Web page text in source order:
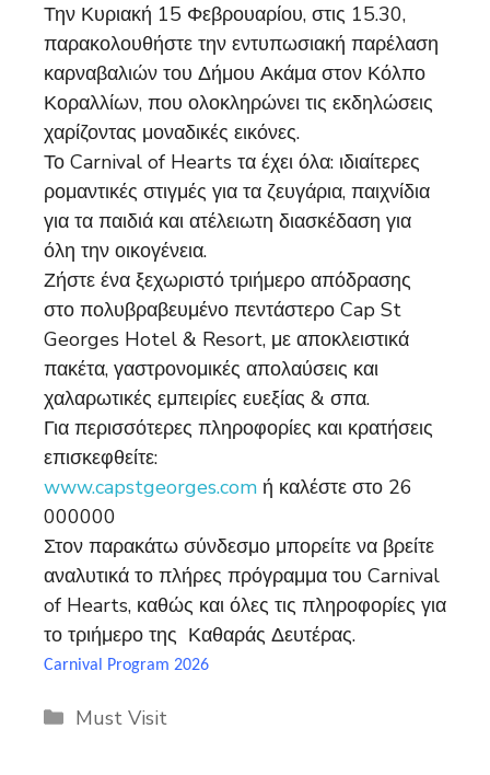
Την Κυριακή 15 Φεβρουαρίου, στις 15.30,
παρακολουθήστε την εντυπωσιακή παρέλαση
καρναβαλιών του Δήμου Ακάμα στον Κόλπο
Κοραλλίων, που ολοκληρώνει τις εκδηλώσεις
χαρίζοντας μοναδικές εικόνες.
Το Carnival of Hearts τα έχει όλα: ιδιαίτερες
ρομαντικές στιγμές για τα ζευγάρια, παιχνίδια
για τα παιδιά και ατέλειωτη διασκέδαση για
όλη την οικογένεια.
Ζήστε ένα ξεχωριστό τριήμερο απόδρασης
στο πολυβραβευμένο πεντάστερο Cap St
Georges Hotel & Resort, με αποκλειστικά
πακέτα, γαστρονομικές απολαύσεις και
χαλαρωτικές εμπειρίες ευεξίας & σπα.
Για περισσότερες πληροφορίες και κρατήσεις
επισκεφθείτε:
www.capstgeorges.com ή καλέστε στο 26
000000
Στον παρακάτω σύνδεσμο μπορείτε να βρείτε
αναλυτικά το πλήρες πρόγραμμα του Carnival
of Hearts, καθώς και όλες τις πληροφορίες για
το τριήμερο της Καθαράς Δευτέρας.
Carnival Program 2026
Categories
Must Visit